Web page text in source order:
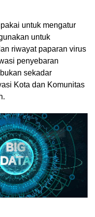
untuk mengatur
untuk
riwayat paparan virus
penyebaran
sekadar
Kota dan Komunitas